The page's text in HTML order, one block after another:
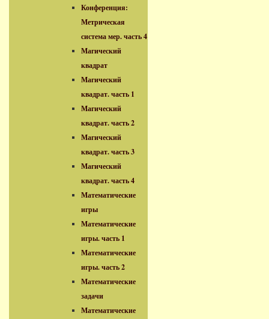
Конференция:
Метрическая
система мер. часть 4
Магический
квадрат
Магический
квадрат. часть 1
Магический
квадрат. часть 2
Магический
квадрат. часть 3
Магический
квадрат. часть 4
Математические
игры
Математические
игры. часть 1
Математические
игры. часть 2
Математические
задачи
Математические